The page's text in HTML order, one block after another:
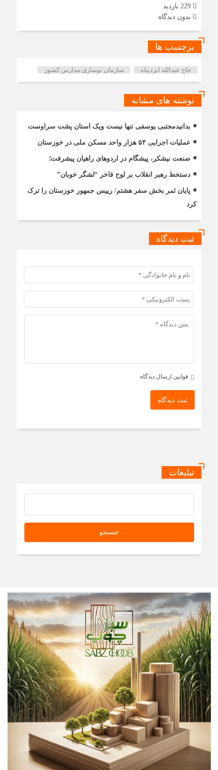
بدون دیدگاه
برچسب ها
حاج عبدالله ایزدپناه سازمان نوسازی مدارس کشور
نوشته های مشابه
بدانیدمجتبی یوسفی تنها نیست ویک استان پشت سراوست
عملیات اجرایی ۵۴ هزار واحد مسکن ملی در خوزستان
صنعت نیشکر، پیشگام در اردوهای راهیان پیشرفت؛
دستخط رهبر انقلاب بر لوح فاخر “لشگر خوبان”
پایان ثمر بخش سفر هشتم/ رییس جمهور خوزستان را ترک
کرد
ثبت دیدگاه
قوانین ارسال دیدگاه
ثبت دیدگاه
تبلیغات